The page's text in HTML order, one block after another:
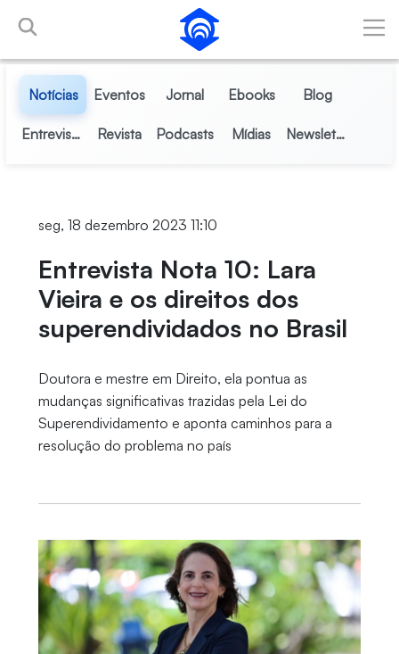
Pular para o Conteúdo principal
Notícias Eventos Jornal Ebooks Blog
Entrevistas Revista Podcasts Mídias Newsletter
seg, 18 dezembro 2023 11:10
Entrevista Nota 10: Lara
Vieira e os direitos dos
superendividados no Brasil
Doutora e mestre em Direito, ela pontua as
mudanças significativas trazidas pela Lei do
Superendividamento e aponta caminhos para a
resolução do problema no país